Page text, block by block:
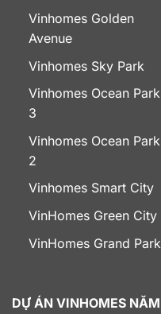
Vinhomes Golden
Avenue
Vinhomes Sky Park
Vinhomes Ocean Park
3
Vinhomes Ocean Park
2
Vinhomes Smart City
VinHomes Green City
VinHomes Grand Park
DỰ ÁN VINHOMES NĂM